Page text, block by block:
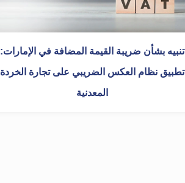
تنبيه بشأن ضريبة القيمة المضافة في الإمارات:
تطبيق نظام العكس الضريبي على تجارة الخردة
المعدنية